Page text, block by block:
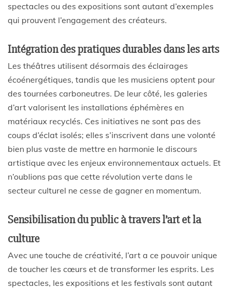
spectacles ou des expositions sont autant d’exemples
qui prouvent l’engagement des créateurs.
Intégration des pratiques durables dans les arts
Les théâtres utilisent désormais des éclairages
écoénergétiques, tandis que les musiciens optent pour
des tournées carboneutres. De leur côté, les galeries
d’art valorisent les installations éphémères en
matériaux recyclés. Ces initiatives ne sont pas des
coups d’éclat isolés; elles s’inscrivent dans une volonté
bien plus vaste de mettre en harmonie le discours
artistique avec les enjeux environnementaux actuels. Et
n’oublions pas que cette révolution verte dans le
secteur culturel ne cesse de gagner en momentum.
Sensibilisation du public à travers l’art et la
culture
Avec une touche de créativité, l’art a ce pouvoir unique
de toucher les cœurs et de transformer les esprits. Les
spectacles, les expositions et les festivals sont autant